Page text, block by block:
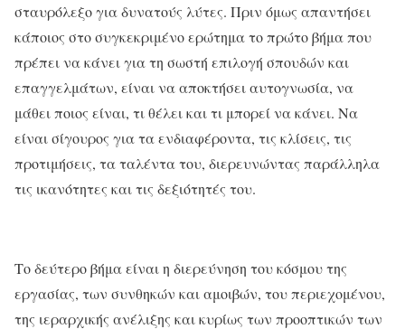
σταυρόλεξο για δυνατούς λύτες. Πριν όμως απαντήσει
κάποιος στο συγκεκριμένο ερώτημα το πρώτο βήμα που
πρέπει να κάνει για τη σωστή επιλογή σπουδών και
επαγγελμάτων, είναι να αποκτήσει αυτογνωσία, να
μάθει ποιος είναι, τι θέλει και τι μπορεί να κάνει. Να
είναι σίγουρος για τα ενδιαφέροντα, τις κλίσεις, τις
προτιμήσεις, τα ταλέντα του, διερευνώντας παράλληλα
τις ικανότητες και τις δεξιότητές του.
Το δεύτερο βήμα είναι η διερεύνηση του κόσμου της
εργασίας, των συνθηκών και αμοιβών, του περιεχομένου,
της ιεραρχικής ανέλιξης και κυρίως των προοπτικών των